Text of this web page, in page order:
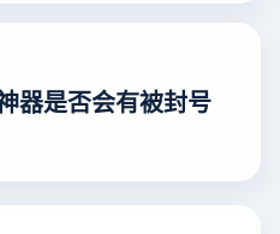
器是否会有被封号